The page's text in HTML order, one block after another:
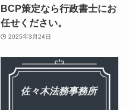
BCP策定なら行政書士にお
任せください。
2025年3月24日